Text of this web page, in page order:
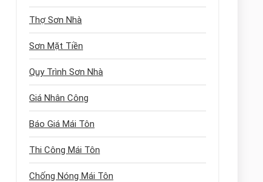
Thợ Sơn Nhà
Sơn Mặt Tiền
Quy Trình Sơn Nhà
Giá Nhân Công
Báo Giá Mái Tôn
Thi Công Mái Tôn
Chống Nóng Mái Tôn